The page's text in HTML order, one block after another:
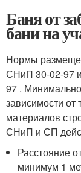
Баня от
бани на
Нормы
СНиП 30-02-97
97 .
зависимости от
материалов
СНиП и СП
Расстояние
минимум 1